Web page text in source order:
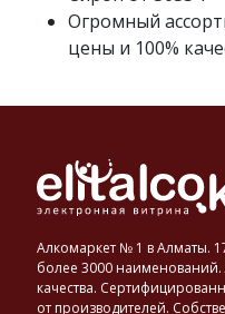
натуральном соке.
безалкогольных
напитков
Огромный
цены и 100%
Алкомаркет № 1 в Алматы.
более 3000
качества.
от производителей.